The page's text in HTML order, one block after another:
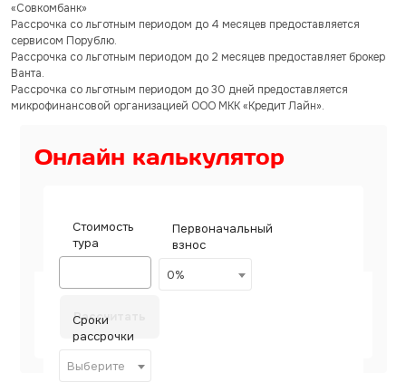
«Совкомбанк»
Рассрочка со льготным периодом до 4 месяцев предоставляется
сервисом Порублю.
Рассрочка со льготным периодом до 2 месяцев предоставляет брокер
Ванта.
Рассрочка со льготным периодом до 30 дней предоставляется
микрофинансовой организацией ООО МКК «Кредит Лайн».
Онлайн калькулятор
Стоимость
тура
Первоначальный
взнос
0%
Сроки
рассрочки
Выберите
Рассчитать